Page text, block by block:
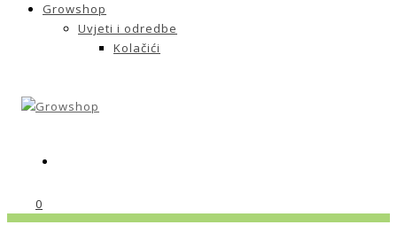
Growshop
Uvjeti i odredbe
Kolačići
0